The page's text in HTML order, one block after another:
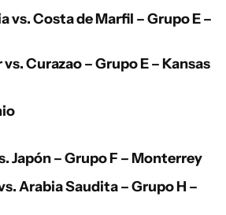
vs.Costa de Marfil – Grupo E –
vs.Curazao– Grupo E – Kansas
Japón– Grupo F – Monterrey
Arabia Saudita– Grupo H –